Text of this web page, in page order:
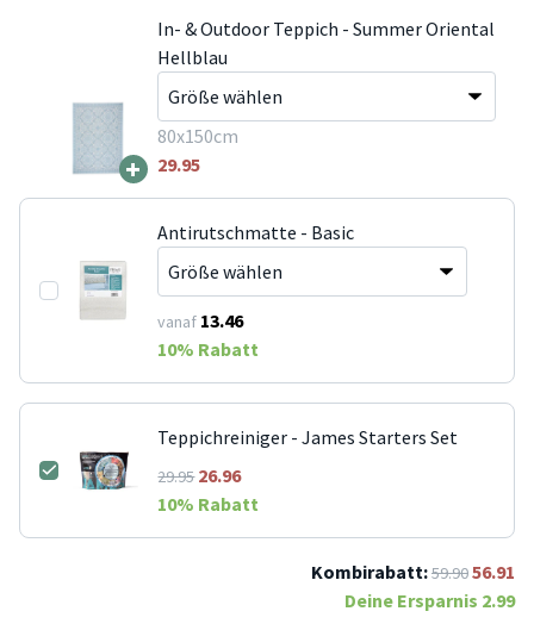
+
In- & Outdoor Teppich - Summer Oriental
Hellblau
80x150cm
29.95
Antirutschmatte - Basic
vanaf 13.46
10% Rabatt
Teppichreiniger - James Starters Set
29.9526.96
10% Rabatt
Kombirabatt:59.9056.91
Deine Ersparnis 2.99